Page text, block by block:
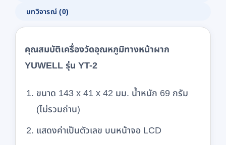
บทวิจารณ์ (0)
คุณสมบัติเครื่องวัดอุณหภูมิทางหน้าผาก
YUWELL รุ่น YT-2
ขนาด 143 x 41 x 42 มม. น้ำหนัก 69 กรัม
(ไม่รวมถ่าน)
แสดงค่าเป็นตัวเลข บนหน้าจอ LCD